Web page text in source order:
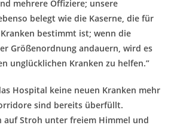
mehrere Offiziere; unsere
belegt wie die Kaserne, die für
bestimmt ist; wenn die
Größenordnung andauern, wird es
unglücklichen Kranken zu helfen.”
Hospital keine neuen Kranken mehr
sind bereits überfüllt.
auf Stroh unter freiem Himmel und